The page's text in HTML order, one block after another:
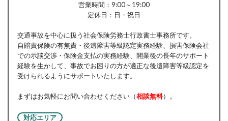
営業時間：9:00～19:00
定休日：日・祝日
交通事故を中心に扱う社会保険労務士行政書士事務所です。
自賠責保険の有無責・後遺障害等級認定実務経験、損害保険会社
での示談交渉・保険金支払の実務経験、開業後の長年のサポート
経験を生かして、事故でお困りの方が適正な後遺障害等級認定を
受けられるようにサポートいたします。
まずはお気軽にお問い合わせください（相談無料）。
対応エリア